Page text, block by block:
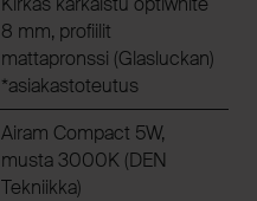
8 mm, profiilit
mattapronssi (Glasluckan)
*asiakastoteutus
Airam Compact 5W,
musta 3000K (DEN
Tekniikka)